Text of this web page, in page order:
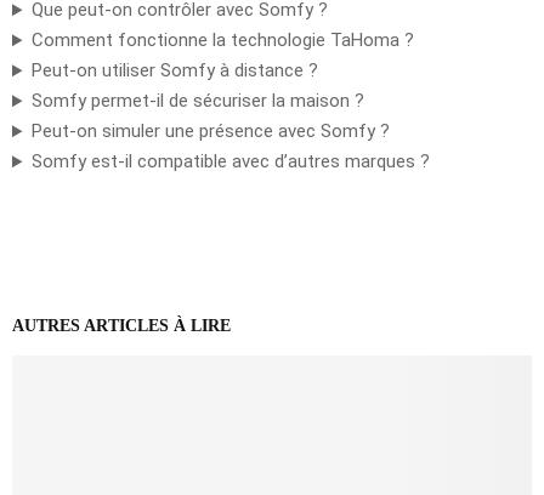
Que peut-on contrôler avec Somfy ?
Comment fonctionne la technologie TaHoma ?
Peut-on utiliser Somfy à distance ?
Somfy permet-il de sécuriser la maison ?
Peut-on simuler une présence avec Somfy ?
Somfy est-il compatible avec d’autres marques ?
AUTRES ARTICLES À LIRE